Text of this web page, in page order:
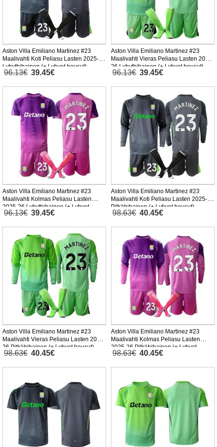
Aston Villa Emiliano Martinez #23
Maalivahti Koti Peliasu Lasten 2025-26
Lyhythihainen (+ Lyhyet housut)
96.13€ 39.45€
Aston Villa Emiliano Martinez #23
Maalivahti Vieras Peliasu Lasten 2025-
26 Lyhythihainen (+ Lyhyet housut)
96.13€ 39.45€
Aston Villa Emiliano Martinez #23
Maalivahti Kolmas Peliasu Lasten
2025-26 Lyhythihainen (+ Lyhyet
housut)
96.13€ 39.45€
Aston Villa Emiliano Martinez #23
Maalivahti Koti Peliasu Lasten 2025-26
Pitkähihainen (+ Lyhyet housut)
98.63€ 40.45€
Aston Villa Emiliano Martinez #23
Maalivahti Vieras Peliasu Lasten 2025-
26 Pitkähihainen (+ Lyhyet housut)
98.63€ 40.45€
Aston Villa Emiliano Martinez #23
Maalivahti Kolmas Peliasu Lasten
2025-26 Pitkähihainen (+ Lyhyet
housut)
98.63€ 40.45€